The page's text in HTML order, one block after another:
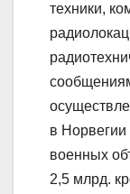
техники,
в
военных
2,5 млрд.